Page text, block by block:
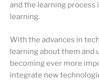
and the learning process
learning.
With the advances in
learning about them and
becoming ever more
integrate new